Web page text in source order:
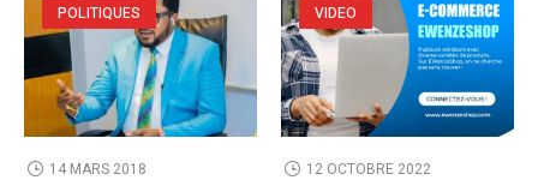
POLITIQUES
14 MARS 2018
VIDEO
12 OCTOBRE 2022